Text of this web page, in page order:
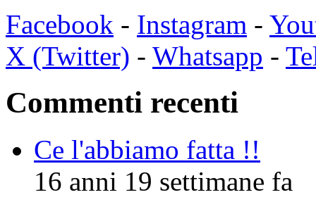
Facebook - Instagram -
X (Twitter) - Whatsapp -
Commenti recenti
Ce l'abbiamo fatta !!
16 anni 19 settimane fa